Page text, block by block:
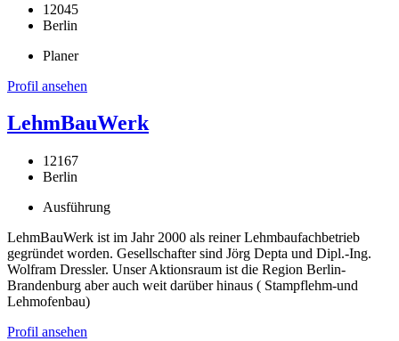
12045
Berlin
Planer
Profil ansehen
LehmBauWerk
12167
Berlin
Ausführung
LehmBauWerk ist im Jahr 2000 als reiner Lehmbaufachbetrieb
gegründet worden. Gesellschafter sind Jörg Depta und Dipl.-Ing.
Wolfram Dressler. Unser Aktionsraum ist die Region Berlin-
Brandenburg aber auch weit darüber hinaus ( Stampflehm-und
Lehmofenbau)
Profil ansehen